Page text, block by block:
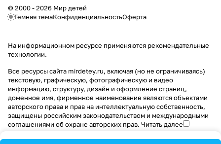
© 2000 - 2026 Мир детей
Темная темаКонфиденциальностьОферта
На информационном ресурсе применяются рекомендательные
технологии.
Все ресурсы сайта mirdetey.ru, включая (но не ограничиваясь)
текстовую, графическую, фотографическую и видео
информацию, структуру, дизайн и оформление страниц,
доменное имя, фирменное наименование являются объектами
авторского права и прав на интеллектуальную собственность,
защищены российским законодательством и международными
соглашениями об охране авторских прав. Читать далее